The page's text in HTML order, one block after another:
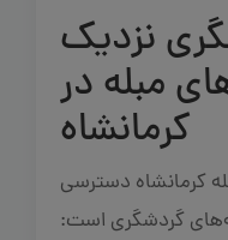
نزدیک
مبله در
کرمانشاه
کرمانشاه دسترسی
گردشگری است: